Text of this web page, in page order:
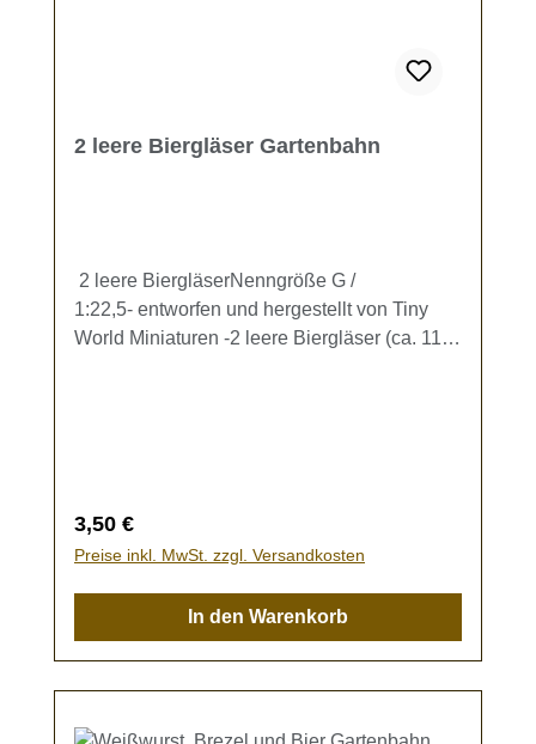
2 leere Biergläser Gartenbahn
2 leere BiergläserNenngröße G /
1:22,5- entworfen und hergestellt von Tiny
World Miniaturen -2 leere Biergläser (ca. 11 x
Regulärer Preis:
3,50 €
Preise inkl. MwSt. zzgl. Versandkosten
In den Warenkorb